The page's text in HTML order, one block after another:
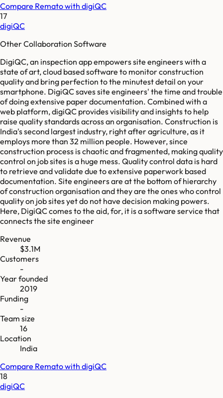
Compare Rematowith digiQC
17
digiQC
Other Collaboration Software
DigiQC, an inspection app empowers site engineers with a
state of art, cloud based software to monitor construction
quality and bring perfection to the minutest detail on your
smartphone. DigiQC saves site engineers' the time and trouble
of doing extensive paper documentation. Combined with a
web platform, digiQC provides visibility and insights to help
raise quality standards across an organisation. Construction is
India's second largest industry, right after agriculture, as it
employs more than 32 million people. However, since
construction process is chaotic and fragmented, making quality
control on job sites is a huge mess. Quality control data is hard
to retrieve and validate due to extensive paperwork based
documentation. Site engineers are at the bottom of hierarchy
of construction organisation and they are the ones who control
quality on job sites yet do not have decision making powers.
Here, DigiQC comes to the aid, for, it is a software service that
connects the site engineer
Revenue
$3.1M
Customers
-
Year founded
2019
Funding
-
Team size
16
Location
India
Compare Rematowith digiQC
18
digiQC